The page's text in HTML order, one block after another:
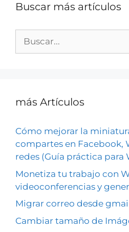
Buscar más artículos
más Artículos
Cómo mejorar la
compartes en Facebook,
redes (Guía práctica para
Monetiza tu trabajo con
videoconferencias y
Migrar correo desde
Cambiar tamaño de